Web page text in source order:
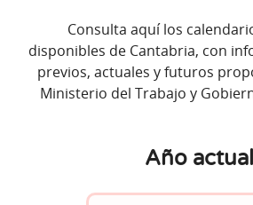
Consulta aquí los
disponibles de Cantabria, con
previos, actuales y futuros
Ministerio del Trabajo y
Año actual